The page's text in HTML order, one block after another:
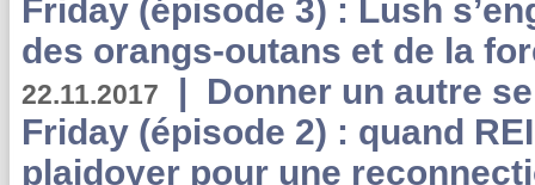
Friday (épisode 3) : Lush
des orangs-outans et de la
22.11.2017 | Donner un autre
Friday (épisode 2) : quand
plaidoyer pour une